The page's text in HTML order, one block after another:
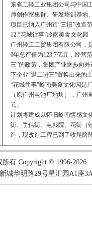
东省二轻工业集团公司与中国
师创作室集群、研发培训基地
项目已纳入广州市“三旧”改造
12.“花城往事”岭南美食文化园
广州轻工工贸集团有限公司，
0年总产值为123.7亿元，经营
三”的政策，集团产业逐步向
下企业“退二进三”置换出来的
“花城往事”岭南美食文化园是
（原广州电池厂地块），广
元。
计划将建成以怀旧岭南情感文
街、手信街、电影院、花街（
造，现改造工程已到了收尾阶
所有 Copyright © 1996-2026
城华明路29号星汇园A1座